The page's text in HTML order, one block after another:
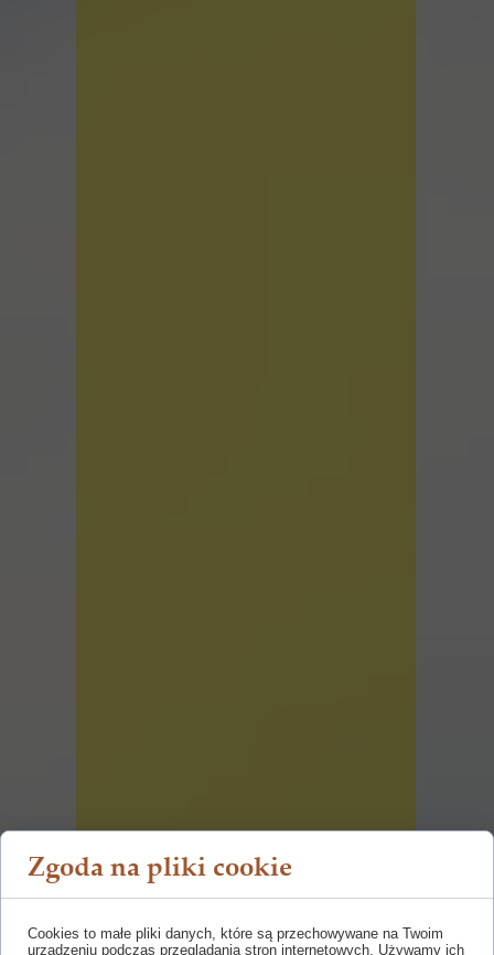
Zgoda na pliki cookie
Cookies to małe pliki danych, które są przechowywane na Twoim
urządzeniu podczas przeglądania stron internetowych. Używamy ich